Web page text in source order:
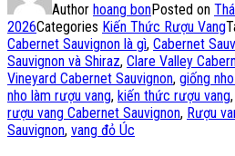
Author hoang bonPosted on
2026Categories Kiến Thức Rượu Vang
Cabernet Sauvignon là gì, Cabernet
Sauvignon và Shiraz, Clare Valley
Vineyard Cabernet Sauvignon, giống
nho làm rượu vang, kiến thức rượu vang,
rượu vang Cabernet Sauvignon, Rượu
Sauvignon, vang đỏ Úc